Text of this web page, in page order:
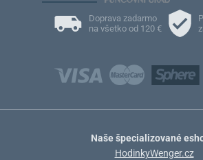
Doprava zadarmo
na všetko od 120 €
Naše špecializované
HodinkyWenger.cz